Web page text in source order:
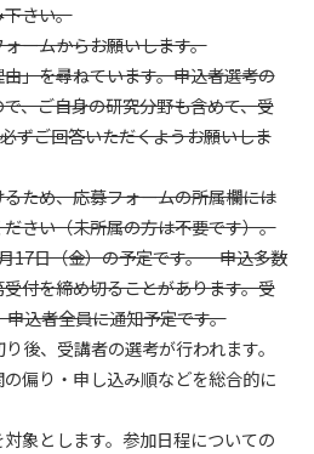
さい。
ームからお願いします。
」を尋ねています。申込者選考の
、ご自身の研究分野も含めて、受
ずご回答いただくようお願いしま
ため、応募フォームの所属欄には
さい（未所属の方は不要です）。
17日（金）の予定です。 申込多数
付を締め切ることがあります。受
込者全員に通知予定です。
後、受講者の選考が行われます。
偏り・申し込み順などを総合的に
象とします。参加日程についての